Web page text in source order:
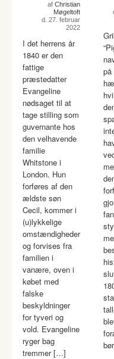
af Christian
Møgeltoft
d. 27. februar
2022
I det herrens år
1840 er den
fattige
præstedatter
Evangeline
nødsaget til at
tage stilling som
guvernante hos
den velhavende
familie
Whitstone i
London. Hun
forføres af den
ældste søn
Cecil, kommer i
(u)lykkelige
omstændigheder
og forvises fra
familien i
vanære, oven i
købet med
falske
beskyldninger
for tyveri og
vold. Evangeline
ryger bag
tremmer […]
på